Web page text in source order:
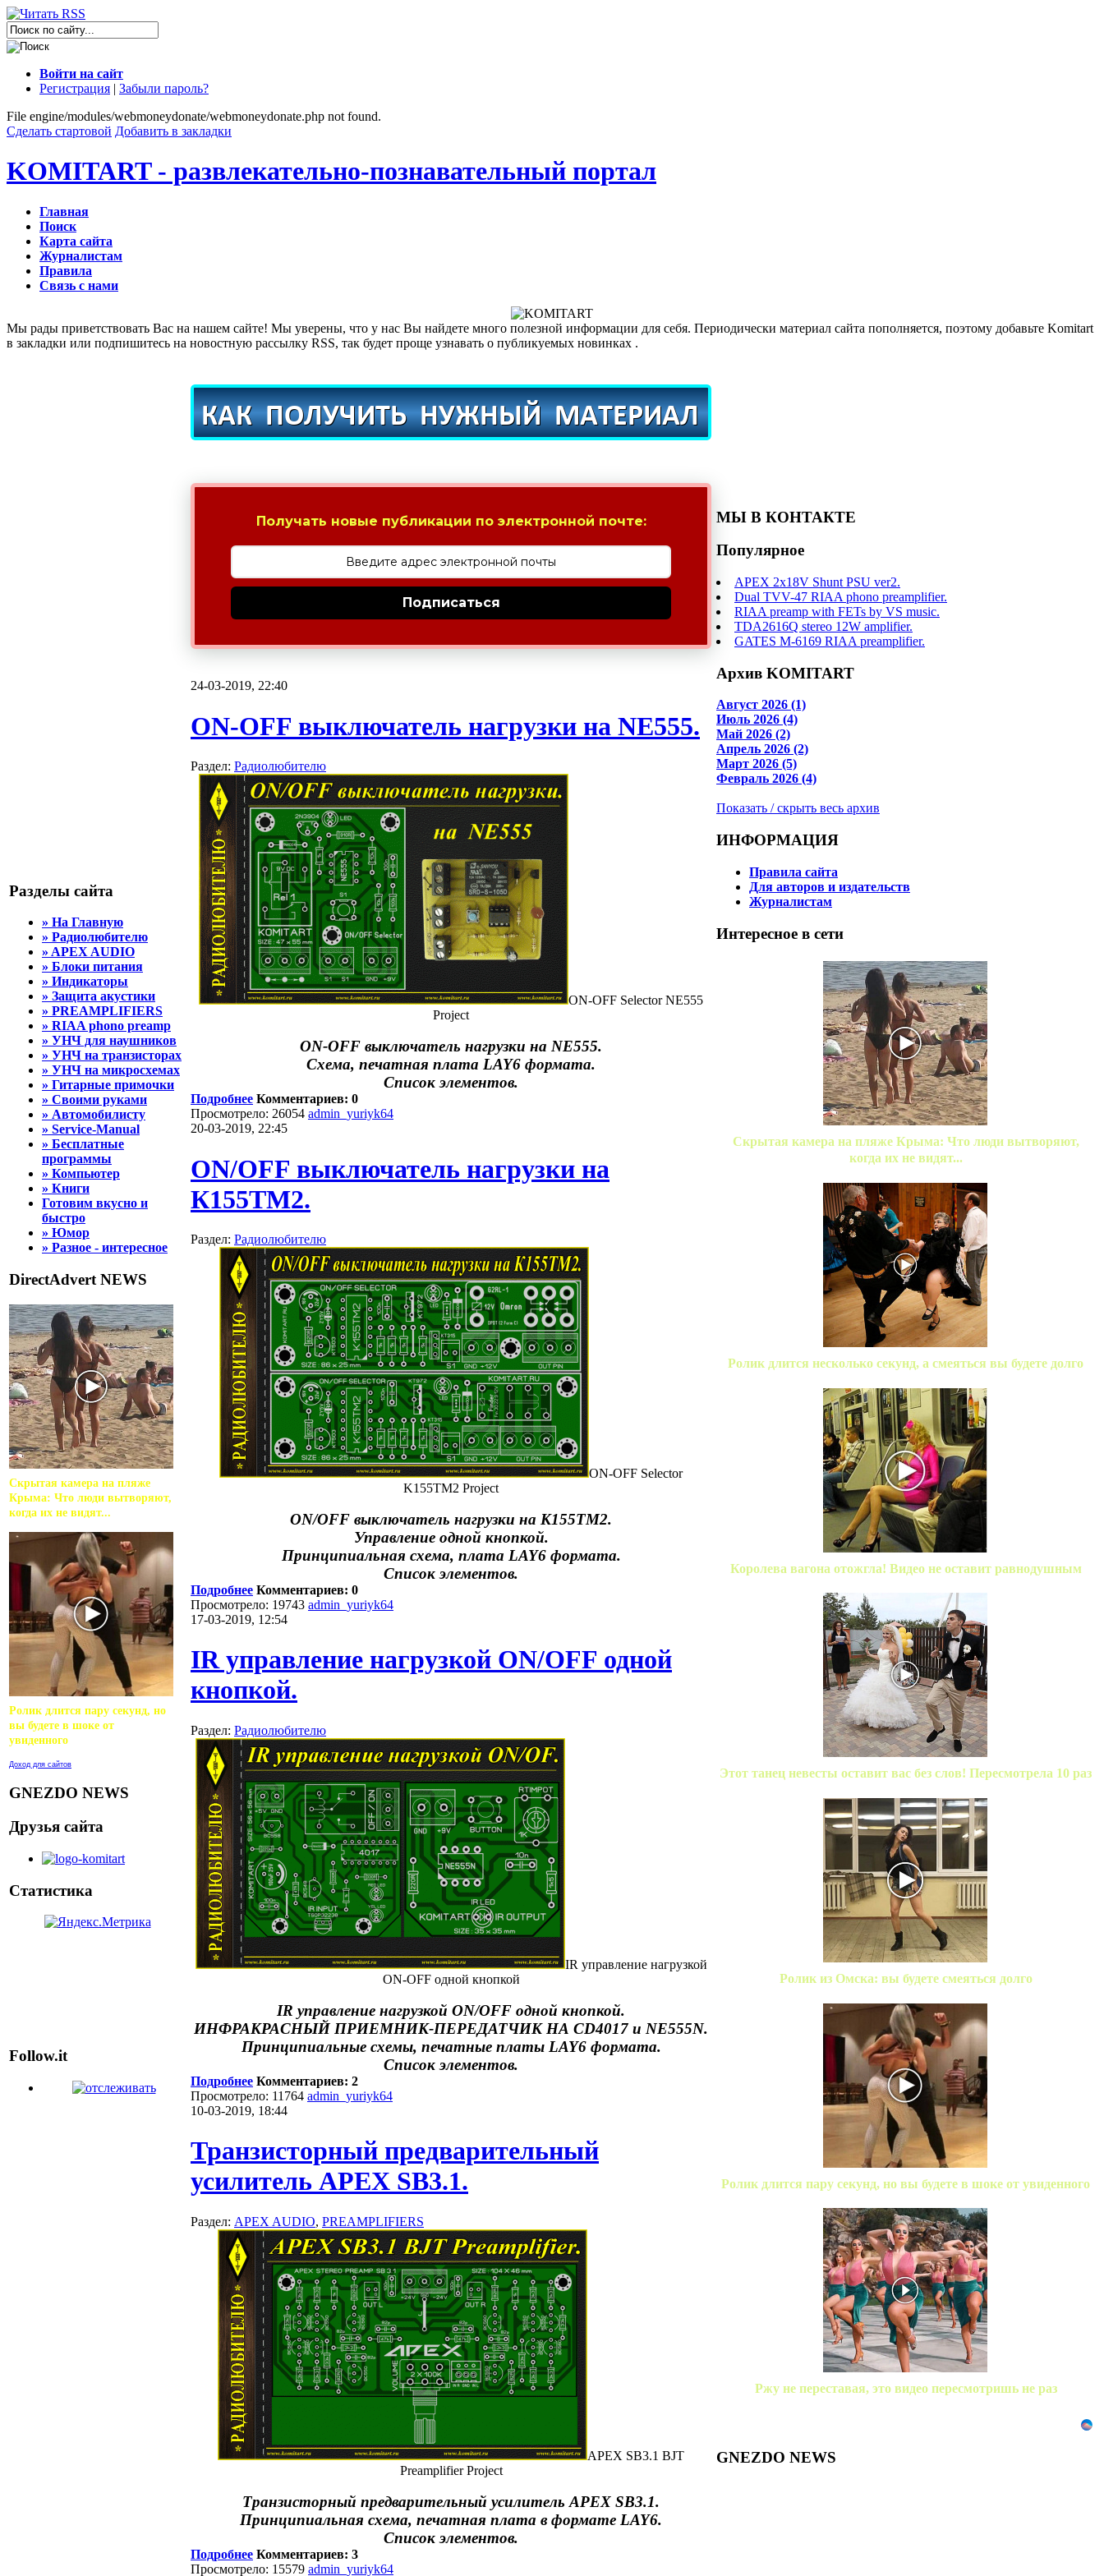
Войти на сайт
Регистрация | Забыли пароль?
File engine/modules/webmoneydonate/webmoneydonate.php not found.
Сделать стартовой Добавить в закладки
KOMITART - развлекательно-познавательный портал
Главная
Поиск
Карта сайта
Журналистам
Правила
Связь с нами
Мы рады приветствовать Вас на нашем сайте! Мы уверены, что у нас Вы найдете много полезной информации для себя. Периодически материал сайта пополняется, поэтому добавьте Komitart
в закладки или подпишитесь на новостную рассылку RSS, так будет проще узнавать о публикуемых новинках .
Разделы сайта
» На Главную
» Радиолюбителю
» APEX AUDIO
» Блоки питания
» Индикаторы
» Защита акустики
» PREAMPLIFIERS
» RIAA phono preamp
» УНЧ для наушников
» УНЧ на транзисторах
» УНЧ на микросхемах
» Гитарные примочки
» Своими руками
» Автомобилисту
» Service-Manual
» Бесплатные
программы
» Компьютер
» Книги
Готовим вкусно и
быстро
» Юмор
» Разное - интересное
DirectAdvert NEWS
Скрытая камера на пляже
Крыма: Что люди вытворяют,
когда их не видят...
Ролик длится пару секунд, но
вы будете в шоке от
увиденного
Доход для сайтов
GNEZDO NEWS
Друзья сайта
Статистика
Follow.it
Получать новые публикации по электронной почте:
Подписаться
24-03-2019, 22:40
ON-OFF выключатель нагрузки на NE555.
Раздел: Радиолюбителю
ON-OFF Selector NE555
Project
ON-OFF выключатель нагрузки на NE555.
Схема, печатная плата LAY6 формата.
Список элементов.
Подробнее Комментариев: 0
Просмотрело: 26054 admin_yuriyk64
20-03-2019, 22:45
ON/OFF выключатель нагрузки на
К155ТМ2.
Раздел: Радиолюбителю
ON-OFF Selector
K155TM2 Project
ON/OFF выключатель нагрузки на К155ТМ2.
Управление одной кнопкой.
Принципиальная схема, плата LAY6 формата.
Список элементов.
Подробнее Комментариев: 0
Просмотрело: 19743 admin_yuriyk64
17-03-2019, 12:54
IR управление нагрузкой ON/OFF одной
кнопкой.
Раздел: Радиолюбителю
IR управление нагрузкой
ON-OFF одной кнопкой
IR управление нагрузкой ON/OFF одной кнопкой.
ИНФРАКРАСНЫЙ ПРИЕМНИК-ПЕРЕДАТЧИК НА CD4017 и NE555N.
Принципиальные схемы, печатные платы LAY6 формата.
Список элементов.
Подробнее Комментариев: 2
Просмотрело: 11764 admin_yuriyk64
10-03-2019, 18:44
Транзисторный предварительный
усилитель APEX SB3.1.
Раздел: APEX AUDIO, PREAMPLIFIERS
APEX SB3.1 BJT
Preamplifier Project
Транзисторный предварительный усилитель APEX SB3.1.
Принципиальная схема, печатная плата в формате LAY6.
Список элементов.
Подробнее Комментариев: 3
Просмотрело: 15579 admin_yuriyk64
МЫ В КОНТАКТЕ
Популярное
APEX 2x18V Shunt PSU ver2.
Dual TVV-47 RIAA phono preamplifier.
RIAA preamp with FETs by VS music.
TDA2616Q stereo 12W amplifier.
GATES M-6169 RIAA preamplifier.
Архив KOMITART
Август 2026 (1)
Июль 2026 (4)
Май 2026 (2)
Апрель 2026 (2)
Март 2026 (5)
Февраль 2026 (4)
Показать / скрыть весь архив
ИНФОРМАЦИЯ
Правила сайта
Для авторов и издательств
Журналистам
Интересное в сети
Скрытая камера на пляже Крыма: Что люди вытворяют,
когда их не видят...
Ролик длится несколько секунд, а смеяться вы будете долго
Королева вагона отожгла! Видео не оставит равнодушным
Этот танец невесты оставит вас без слов! Пересмотрела 10 раз
Ролик из Омска: вы будете смеяться долго
Ролик длится пару секунд, но вы будете в шоке от увиденного
Ржу не переставая, это видео пересмотришь не раз
GNEZDO NEWS